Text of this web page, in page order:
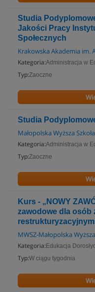
Studia
Jakości Pracy
Społecznych
Krakowska Akademia im.
Kategoria:Administracja w
Typ:Zaoczne
Studia
Małopolska Wyższa
Kategoria:Administracja w
Typ:Zaoczne
Kurs - „NOWY
zawodowe dla
MWSZ-Małopolska
Kategoria: Edukacja
Typ:W ciągu tygodnia